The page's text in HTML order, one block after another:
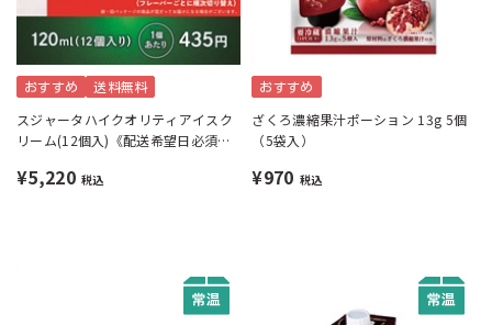
おすすめ 送料無料
スジャータハイクオリティアイスク
リーム(12個入)《配送希望日必須※
¥5,220 税込
おすすめ
ざくろ濃縮果汁ポーション 13g 5個
（5袋入）
¥970 税込